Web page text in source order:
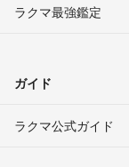
ラクマ最強鑑定
ガイド
ラクマ公式ガイド